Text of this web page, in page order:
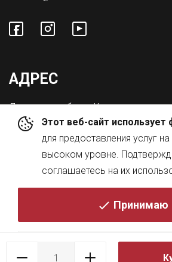
Этот веб-сайт
для предоставления услуг
высоком уровне.
соглашаетесь на их
Принимаю
АДРЕС
Львовская обл., с. Конопниця,
ул. Городоцкая 8а